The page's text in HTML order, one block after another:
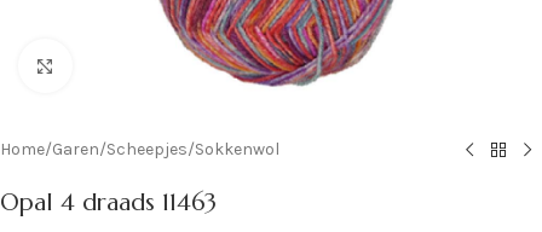
Klik om te vergroten
Home/Garen/Scheepjes/Sokkenwol
Opal 4 draads 11463